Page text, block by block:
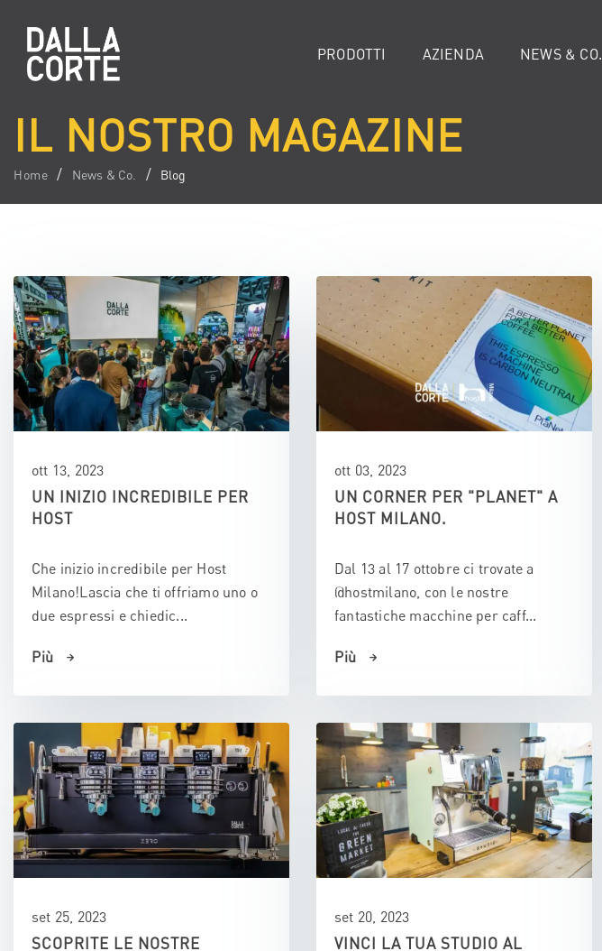
PRODOTTI AZIENDA NEWS & CO.
IL NOSTRO MAGAZINE
Home News & Co. Blog
ott 13, 2023
UN INIZIO INCREDIBILE PER
HOST
Che inizio incredibile per Host
Milano!Lascia che ti offriamo uno o
due espressi e chiedic...
Più
ott 03, 2023
UN CORNER PER "PLANET" A
HOST MILANO.
Dal 13 al 17 ottobre ci trovate a
@hostmilano, con le nostre
fantastiche macchine per caff...
Più
set 25, 2023
SCOPRITE LE NOSTRE
set 20, 2023
VINCI LA TUA STUDIO AL